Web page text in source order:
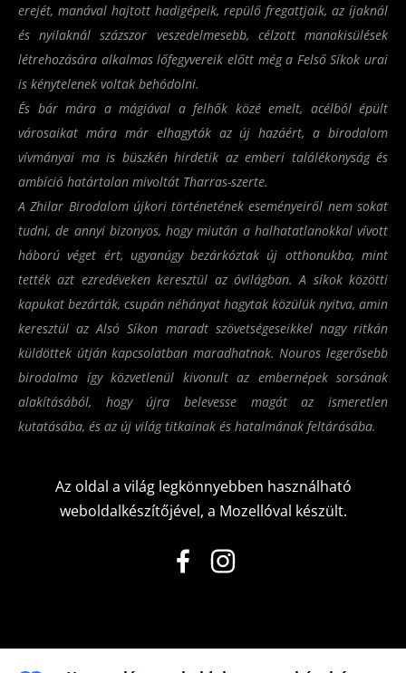
erejét, manával hajtott hadigépeik, repülő fregattjaik, az íjaknál
és nyilaknál százszor veszedelmesebb, célzott manakisülések
létrehozására alkalmas lőfegyvereik előtt még a Felső Síkok urai
is kénytelenek voltak behódolni.
És bár mára a mágiával a felhők közé emelt, acélból épült
városaikat mára már elhagyták az új hazáért, a birodalom
vívmányai ma is büszkén hirdetik az emberi találékonyság és
ambíció határtalan mivoltát Tharras-szerte.
A Zhilar Birodalom újkori történetének eseményeiről nem sokat
tudni, de annyi bizonyos, hogy miután a halhatatlanokkal vívott
háború véget ért, ugyanúgy bezárkóztak új otthonukba, mint
tették azt ezredéveken keresztül az óvilágban. A síkok közötti
kapukat bezárták, csupán néhányat hagytak közülük nyitva, amin
keresztül az Alsó Síkon maradt szövetségeseikkel nagy ritkán
küldöttek útján kapcsolatban maradhatnak. Nouros legerősebb
birodalma így közvetlenül kivonult az embernépek sorsának
alakításából, hogy újra belevesse magát az ismeretlen
kutatásába, és az új világ titkainak és hatalmának feltárásába.
Az oldal a világ legkönnyebben használható
weboldalkészítőjével, a Mozellóval készült.